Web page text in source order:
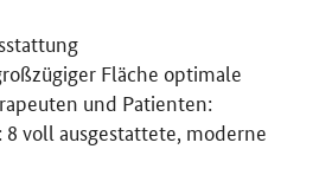
Fläche optimale
und Patienten:
voll ausgestattete, moderne